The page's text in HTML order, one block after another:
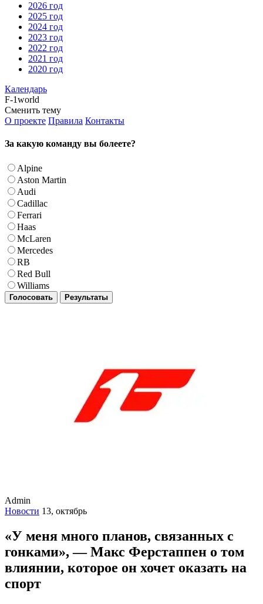
2026 год
2025 год
2024 год
2023 год
2022 год
2021 год
2020 год
Календарь
F-1world
Сменить тему
О проекте Правила Контакты
За какую команду вы болеете?
Alpine
Aston Martin
Audi
Cadillac
Ferrari
Haas
McLaren
Mercedes
RB
Red Bull
Williams
Голосовать Результаты
Admin
Новости 13, октябрь
«У меня много планов, связанных с
гонками», — Макс Ферстаппен о том
влиянии, которое он хочет оказать на
спорт